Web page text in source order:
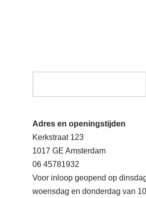
Adres en openingstijden
Kerkstraat 123
1017 GE Amsterdam
06 45781932
Voor inloop geopend op
woensdag en donderdag van